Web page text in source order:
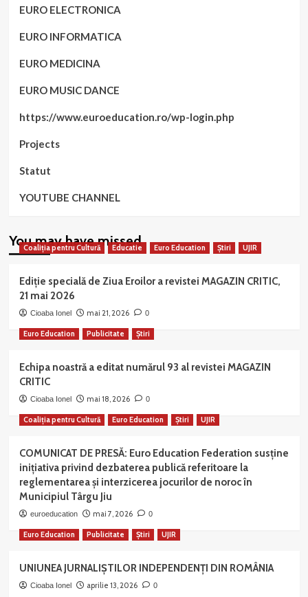
EURO ELECTRONICA
EURO INFORMATICA
EURO MEDICINA
EURO MUSIC DANCE
https://www.euroeducation.ro/wp-login.php
Projects
Statut
YOUTUBE CHANNEL
You may have missed
Coaliția pentru Cultură Educatie Euro Education Știri UJIR
Ediție specială de Ziua Eroilor a revistei MAGAZIN CRITIC,
21 mai 2026
Cioaba Ionel mai 21, 2026 0
Euro Education Publicitate Știri
Echipa noastră a editat numărul 93 al revistei MAGAZIN
CRITIC
Cioaba Ionel mai 18, 2026 0
Coaliția pentru Cultură Euro Education Știri UJIR
COMUNICAT DE PRESĂ: Euro Education Federation susține
inițiativa privind dezbaterea publică referitoare la
reglementarea și interzicerea jocurilor de noroc în
Municipiul Târgu Jiu
euroeducation mai 7, 2026 0
Euro Education Publicitate Știri UJIR
UNIUNEA JURNALIȘTILOR INDEPENDENȚI DIN ROMÂNIA
Cioaba Ionel aprilie 13, 2026 0